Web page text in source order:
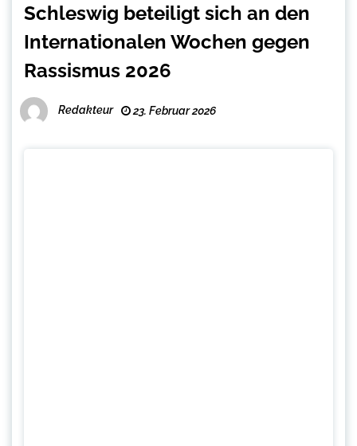
Schleswig beteiligt sich an den
Internationalen Wochen gegen
Rassismus 2026
Redakteur 23. Februar 2026